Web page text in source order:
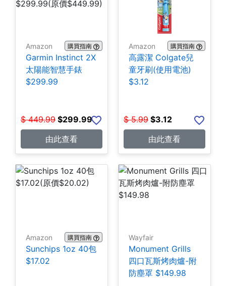
Amazon 購買指南
Garmin Instinct 2X
太陽能智慧手錶
$299.99
$ 449.99 $299.99
由此查看
Amazon 購買指南
高露潔 Colgate兒
童牙刷(使用電池)
$3.12
$ 5.99 $3.12
由此查看
Amazon 購買指南
Sunchips 1oz 40包
$17.02
Wayfair
Monument Grills
四口瓦斯烤肉爐-附
防塵罩 $149.98